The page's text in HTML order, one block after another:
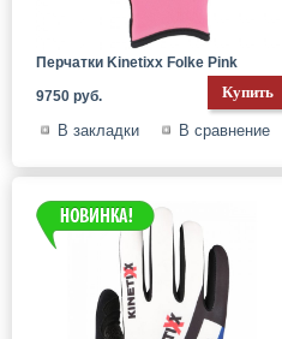
Перчатки Kinetixx Folke Pink
9750 руб.
В закладки В сравнение